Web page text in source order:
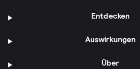
Entdecken
Auswirkungen
Über